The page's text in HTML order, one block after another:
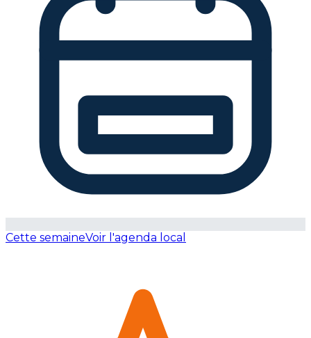
Cette semaineVoir l'agenda local